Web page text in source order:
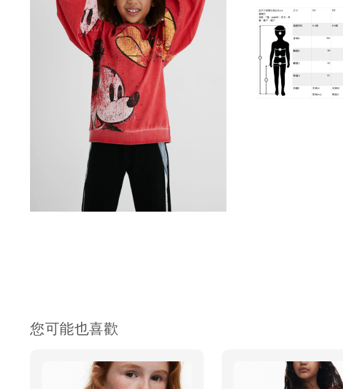
您可能也喜歡